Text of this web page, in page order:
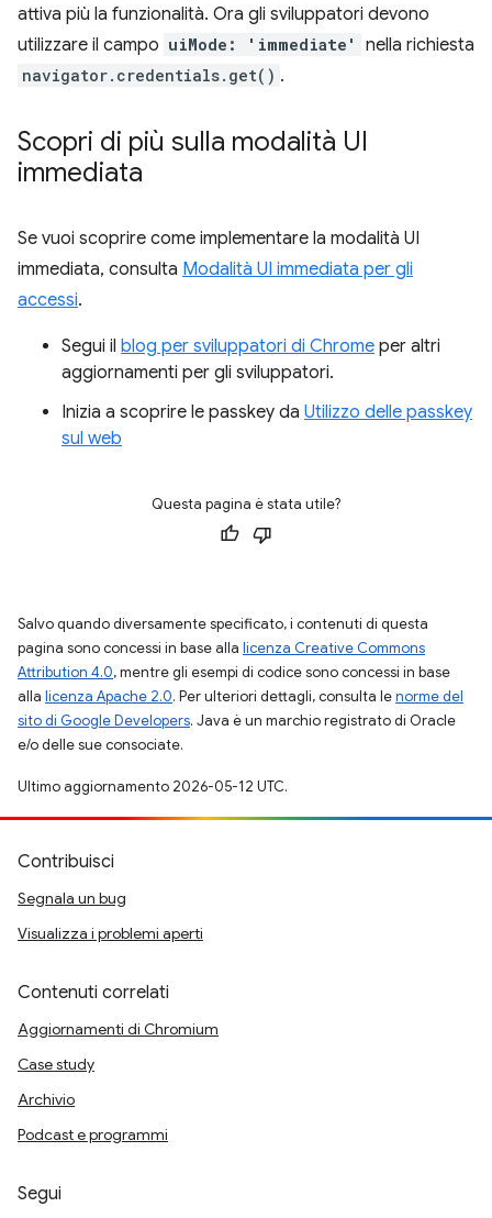
attiva più la funzionalità. Ora gli sviluppatori devono
utilizzare il campo uiMode: 'immediate' nella richiesta
navigator.credentials.get() .
Scopri di più sulla modalità UI
immediata
Se vuoi scoprire come implementare la modalità UI
immediata, consulta Modalità UI immediata per gli
accessi.
Segui il blog per sviluppatori di Chrome per altri
aggiornamenti per gli sviluppatori.
Inizia a scoprire le passkey da Utilizzo delle passkey
sul web
Questa pagina è stata utile?
Salvo quando diversamente specificato, i contenuti di questa
pagina sono concessi in base alla licenza Creative Commons
Attribution 4.0, mentre gli esempi di codice sono concessi in base
alla licenza Apache 2.0. Per ulteriori dettagli, consulta lenorme del
sito di Google Developers. Java è un marchio registrato di Oracle
e/o delle sue consociate.
Ultimo aggiornamento 2026-05-12 UTC.
Contribuisci
Segnala un bug
Visualizza i problemi aperti
Contenuti correlati
Aggiornamenti di Chromium
Case study
Archivio
Podcast e programmi
Segui